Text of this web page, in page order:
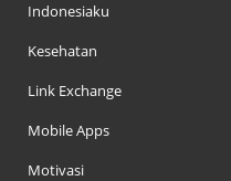
Indonesiaku
Kesehatan
Link Exchange
Mobile Apps
Motivasi